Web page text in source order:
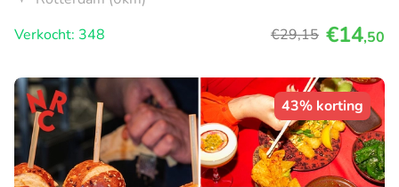
Verkocht: 348
€29,15 €14,50
43% korting